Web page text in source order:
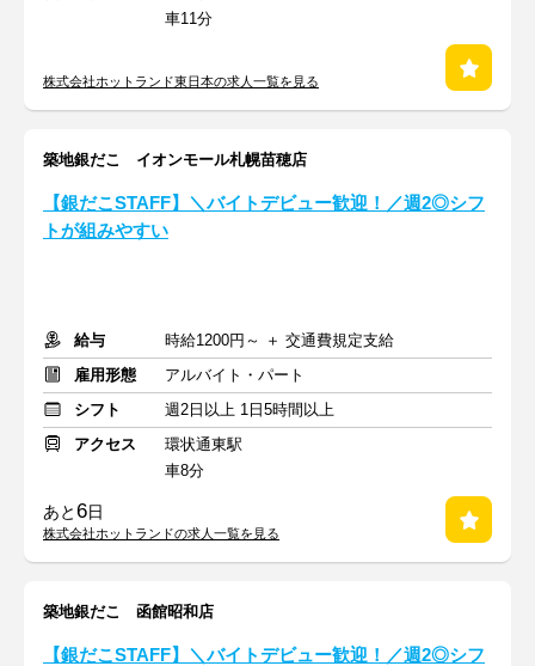
車11分
株式会社ホットランド東日本の求人一覧を見る
築地銀だこ イオンモール札幌苗穂店
【銀だこSTAFF】＼バイトデビュー歓迎！／週2◎シフ
トが組みやすい
給与
時給1200円～ ＋ 交通費規定支給
雇用形態
アルバイト・パート
シフト
週2日以上 1日5時間以上
アクセス
環状通東駅
車8分
あと6日
株式会社ホットランドの求人一覧を見る
築地銀だこ 函館昭和店
【銀だこSTAFF】＼バイトデビュー歓迎！／週2◎シフ